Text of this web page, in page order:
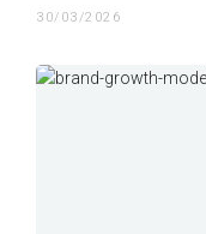
30/03/2026